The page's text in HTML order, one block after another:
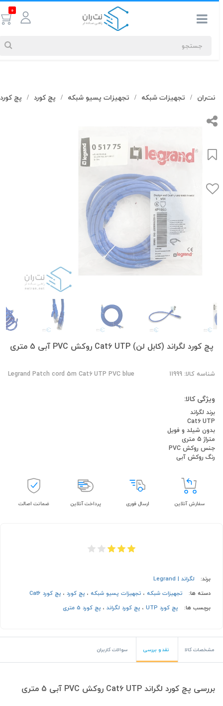
0
جستجوهای
شما
#کابل شبکه
بیشترین
جستجوهای
#کابل شبکه
#کابل شبکه لگراند
نت‌ران تجهیزات شبکه تجهیزات پسیو شبکه پچ کورد پچ کورد Cat6
پچ کورد لگراند (کابل لن) Cat6 UTP روکش PVC آبی 5 متری
شناسه کالا: 11999 Legrand Patch cord 5m Cat6 UTP PVC blue
ویژگی کالا:
برند لگراند
Cat6 UTP
بدون شیلد و فویل
متراژ 5 متری
جنس روکش PVC
رنگ روکش آبی
سفارش آنلاین ارسال فوری پرداخت آنلاین ضمانت اصالت
برند:
لگراند | Legrand
دسته ها:
تجهیزات شبکه، تجهیزات پسیو شبکه، پچ کورد، پچ کورد Cat6
برچسب ها:
پچ کورد UTP ، پچ کورد لگراند، پچ کورد 5 متری
مشخصات کالا نقد و بررسی سوالات کاربران
بررسی پچ کورد لگراند Cat6 UTP روکش PVC آبی 5 متری